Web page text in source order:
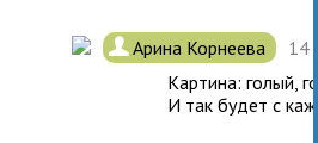
. Арина Корнеева
14
Картина: голый,
И так будет с